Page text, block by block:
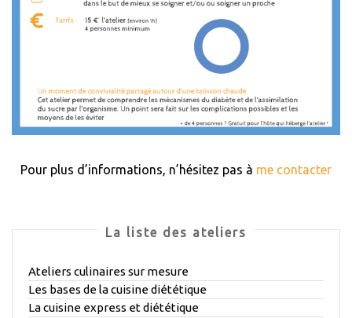
Pour plus d’informations, n’hésitez pas à me contacter
La liste des ateliers
Ateliers culinaires sur mesure
Les bases de la cuisine diététique
La cuisine express et diététique